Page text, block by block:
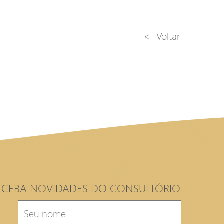
<- Voltar
NOVIDADES DO CONSULTÓRIO